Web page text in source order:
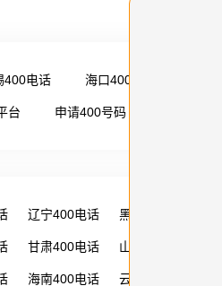
400电话 海口400电话
台 申请400号码
辽宁400电话 黑龙江400电话
甘肃400电话 山西400电话
海南400电话 云南400电话